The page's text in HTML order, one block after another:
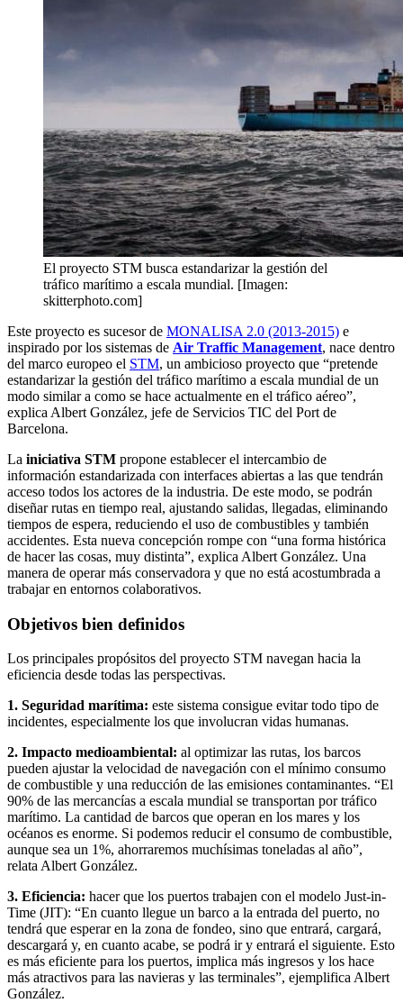
El proyecto STM busca estandarizar la gestión del
tráfico marítimo a escala mundial. [Imagen:
skitterphoto.com]
Este proyecto es sucesor de MONALISA 2.0 (2013-2015) e
inspirado por los sistemas de Air Traffic Management, nace dentro
del marco europeo el STM, un ambicioso proyecto que “pretende
estandarizar la gestión del tráfico marítimo a escala mundial de un
modo similar a como se hace actualmente en el tráfico aéreo”,
explica Albert González, jefe de Servicios TIC del Port de
Barcelona.
La iniciativa STM propone establecer el intercambio de
información estandarizada con interfaces abiertas a las que tendrán
acceso todos los actores de la industria. De este modo, se podrán
diseñar rutas en tiempo real, ajustando salidas, llegadas, eliminando
tiempos de espera, reduciendo el uso de combustibles y también
accidentes. Esta nueva concepción rompe con “una forma histórica
de hacer las cosas, muy distinta”, explica Albert González. Una
manera de operar más conservadora y que no está acostumbrada a
trabajar en entornos colaborativos.
Objetivos bien definidos
Los principales propósitos del proyecto STM navegan hacia la
eficiencia desde todas las perspectivas.
1. Seguridad marítima: este sistema consigue evitar todo tipo de
incidentes, especialmente los que involucran vidas humanas.
2. Impacto medioambiental: al optimizar las rutas, los barcos
pueden ajustar la velocidad de navegación con el mínimo consumo
de combustible y una reducción de las emisiones contaminantes. “El
90% de las mercancías a escala mundial se transportan por tráfico
marítimo. La cantidad de barcos que operan en los mares y los
océanos es enorme. Si podemos reducir el consumo de combustible,
aunque sea un 1%, ahorraremos muchísimas toneladas al año”,
relata Albert González.
3. Eficiencia: hacer que los puertos trabajen con el modelo Just-in-
Time (JIT): “En cuanto llegue un barco a la entrada del puerto, no
tendrá que esperar en la zona de fondeo, sino que entrará, cargará,
descargará y, en cuanto acabe, se podrá ir y entrará el siguiente. Esto
es más eficiente para los puertos, implica más ingresos y los hace
más atractivos para las navieras y las terminales”, ejemplifica Albert
González.